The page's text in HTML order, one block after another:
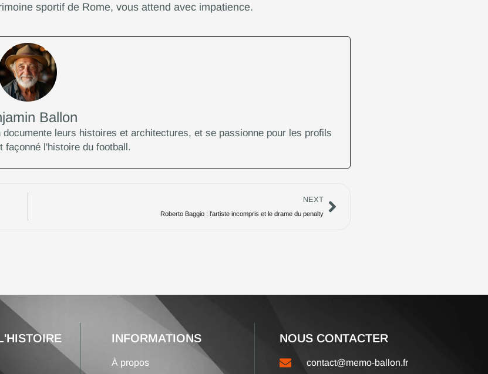
sportif de Rome, vous attend avec impatience.
Ballon
leurs histoires et architectures, et se passionne pour les profils
façonné l'histoire du football.
NEXT
Roberto Baggio : l’artiste incompris et le drame du penalty
INFORMATIONS
À propos
NOUS CONTACTER
contact@memo-ballon.fr